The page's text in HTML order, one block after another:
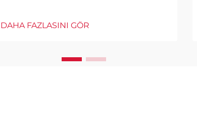
DAHA FAZLASINI GÖR